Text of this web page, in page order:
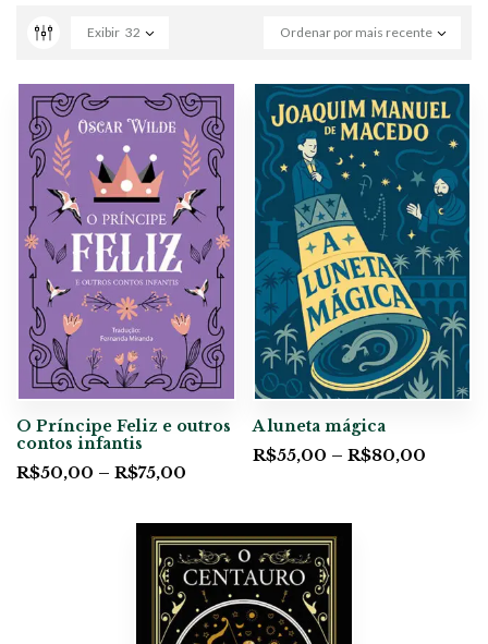
Ordenar por mais recente
Exibir 32
O Príncipe Feliz e outros
contos infantis
R$50,00 – R$75,00
A luneta mágica
R$55,00 – R$80,00